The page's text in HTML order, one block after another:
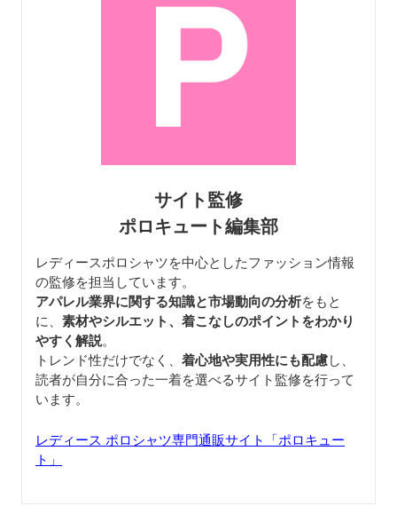
サイト監修
ポロキュート編集部
レディースポロシャツを中心としたファッション情報
の監修を担当しています。
アパレル業界に関する知識と市場動向の分析をもと
に、 素材やシルエット、着こなしのポイントをわかり
やすく解説。
トレンド性だけでなく、 着心地や実用性にも配慮し、
読者が自分に合った一着を選べるサイト監修を行って
います。
レディース ポロシャツ専門通販サイト「ポロキュー
ト」